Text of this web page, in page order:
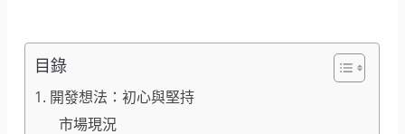
目錄
1. 開發想法：初心與堅持
市場現況